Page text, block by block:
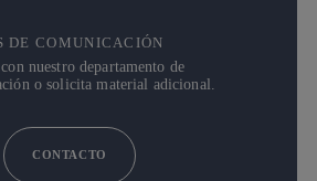
DE COMUNICACIÓN
nuestro departamento de
o solicita material adicional.
CONTACTO